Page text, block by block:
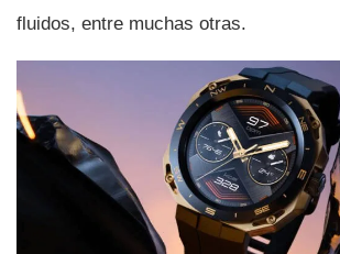
fluidos, entre muchas otras.